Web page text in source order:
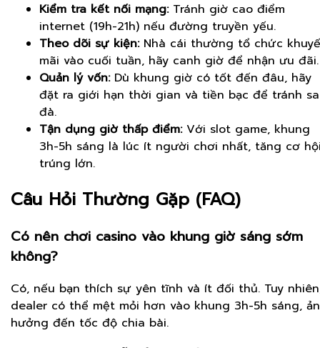
Kiểm tra kết nối mạng:Tránh giờ cao điểm
internet (19h-21h) nếu đường truyền yếu.
Theo dõi sự kiện:Nhà cái thường tổ chức
mãi vào cuối tuần, hãy canh giờ để nhận ưu đãi.
Quản lý vốn:Dù khung giờ có tốt đến đâu, hãy
đặt ra giới hạn thời gian và tiền bạc để tránh sa
đà.
Tận dụng giờ thấp điểm:Với slot game, khung
3h-5h sáng là lúc ít người chơi nhất, tăng cơ
trúng lớn.
Câu Hỏi Thường Gặp (FAQ)
Có nên chơi casino vào khung giờ sáng sớm
không?
Có, nếu bạn thích sự yên tĩnh và ít đối thủ. Tuy
dealer có thể mệt mỏi hơn vào khung 3h-5h sáng,
hưởng đến tốc độ chia bài.